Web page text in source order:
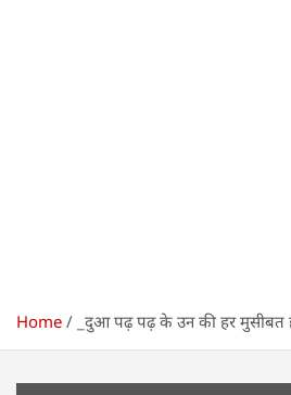
Home _दुआ पढ़ पढ़ के उन की हर मुसीबत